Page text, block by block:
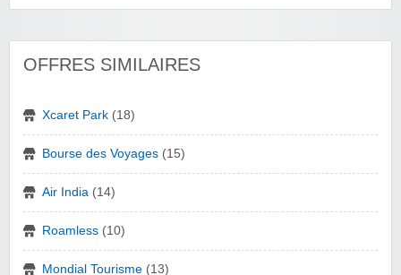
OFFRES SIMILAIRES
Xcaret Park (18)
Bourse des Voyages (15)
Air India (14)
Roamless (10)
Mondial Tourisme (13)